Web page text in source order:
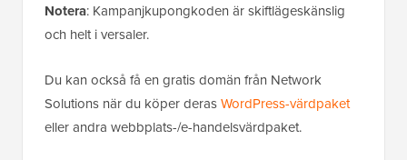
Notera: Kampanjkupongkoden är skiftlägeskänslig
och helt i versaler.
Du kan också få en gratis domän från Network
Solutions när du köper derasWordPress-värdpaket
eller andra webbplats-/e-handelsvärdpaket.